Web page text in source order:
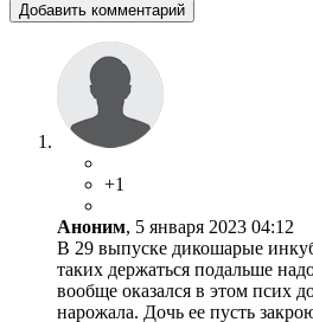
Добавить комментарий
+1
Аноним, 5 января 2023 04:12
В 29 выпуске дикошарые
таких держаться подальше
вообще оказался в этом псих
нарожала. Дочь ее пусть